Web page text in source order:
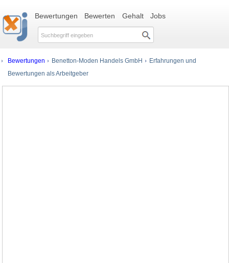
Bewertungen Bewerten Gehalt Jobs
Bewertungen Benetton-Moden Handels GmbH Erfahrungen und
Bewertungen als Arbeitgeber